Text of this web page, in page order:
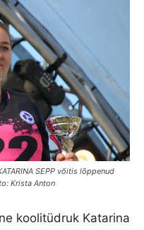
SEPP võitis lõppenud
Krista Anton
koolitüdruk Katarina